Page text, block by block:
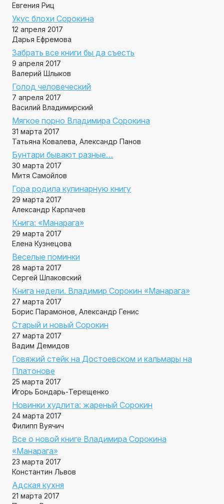
Евгения Риц
Укус блохи Сорокина
12 апреля 2017
Дарья Ефремова
Забрать все книги бы да съесть
9 апреля 2017
Валерий Шлыков
Голод человеческий
7 апреля 2017
Василий Владимирский
Мягкое порно Владимира Сорокина
31 марта 2017
Татьяна Ковалева, Александр Панов
Бунтари бывают разные…
30 марта 2017
Митя Самойлов
Гора родила кулинарную книгу
29 марта 2017
Александр Карпачев
Книга: «Манарага»
29 марта 2017
Елена Кузнецова
Веселые поминки
28 марта 2017
Сергей Шпаковский
Книга недели. Владимир Сорокин «Манарага»
27 марта 2017
Борис Парамонов, Александр Генис
Старый и новый Сорокин
27 марта 2017
Вадим Демидов
Говяжий стейк на Достоевском и кальмары на
Платонове
25 марта 2017
Игорь Бондарь-Терещенко
Новинки худлита: жареный Сорокин
24 марта 2017
Филипп Вуячич
Все о новой книге Владимира Сорокина
«Манарага»
23 марта 2017
Константин Львов
Адская кухня
21 марта 2017